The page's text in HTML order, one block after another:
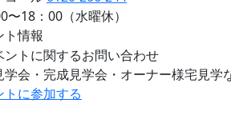
〜18：00（水曜休）
ト情報
学会・完成見学会・オーナー様宅見学
トに参加する